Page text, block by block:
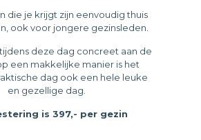
die je krijgt zijn eenvoudig thuis
ook voor jongere gezinsleden.
deze dag concreet aan de
een makkelijke manier is het
dag ook een hele leuke
en gezellige dag.
is 397,- per gezin